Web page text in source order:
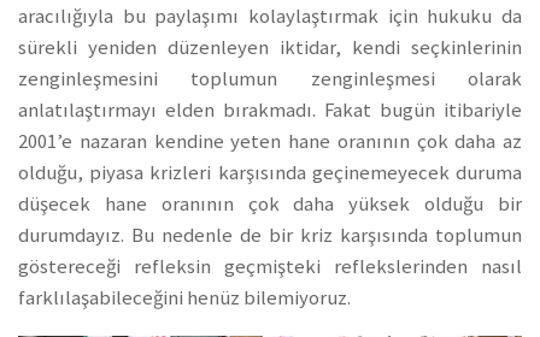
aracılığıyla bu paylaşımı kolaylaştırmak için hukuku da
sürekli yeniden düzenleyen iktidar, kendi seçkinlerinin
zenginleşmesini toplumun zenginleşmesi olarak
anlatılaştırmayı elden bırakmadı. Fakat bugün itibariyle
2001’e nazaran kendine yeten hane oranının çok daha az
olduğu, piyasa krizleri karşısında geçinemeyecek duruma
düşecek hane oranının çok daha yüksek olduğu bir
durumdayız. Bu nedenle de bir kriz karşısında toplumun
göstereceği refleksin geçmişteki reflekslerinden nasıl
farklılaşabileceğini henüz bilemiyoruz.